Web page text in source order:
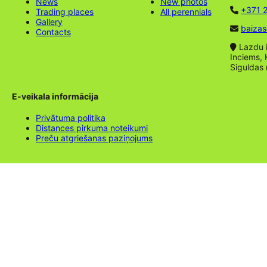
Trading places
Gallery
Contacts
All perennials
+371
Lazdu
Inciems,
Siguldas
E-veikala informācija
Privātuma politika
Distances pirkuma noteikumi
Preču atgriešanas paziņojums